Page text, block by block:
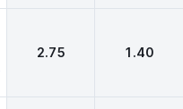
2.75 1.40